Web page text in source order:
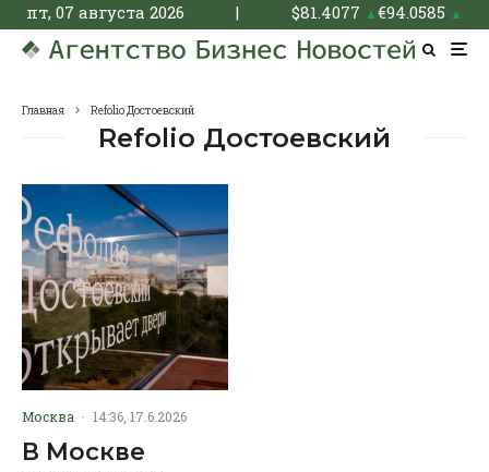
пт, 07 августа 2026 | $81.4077 ▲€94.0585 ▲
Главная Refolio Достоевский
Refolio Достоевский
Москва · 14:36, 17.6.2026
В Москве